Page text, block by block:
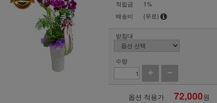
적립금
1%
배송비
(무료)
받침대
수량
옵션 적용가 72,000원